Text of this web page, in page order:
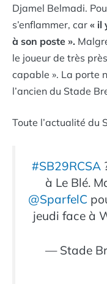
Djamel Belmadi.
s’enflammer, car « il
à son poste ».
le joueur de très
capable ». La porte
l’ancien du Stade
Toute l’actualité du
#SB29RCSA
à Le Blé.
@SparfelC
jeudi face à
— Stade